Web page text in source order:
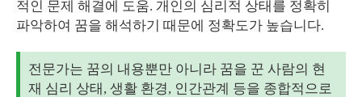
적인 문제 해결에 도움. 개인의 심리적 상태를 정확히
파악하여 꿈을 해석하기 때문에 정확도가 높습니다.
전문가는 꿈의 내용뿐만 아니라 꿈을 꾼 사람의 현
재 심리 상태, 생활 환경, 인간관계 등을 종합적으로